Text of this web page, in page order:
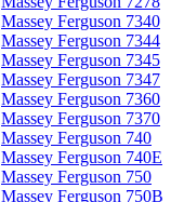
Massey Ferguson 7340
Massey Ferguson 7344
Massey Ferguson 7345
Massey Ferguson 7347
Massey Ferguson 7360
Massey Ferguson 7370
Massey Ferguson 740
Massey Ferguson 740E
Massey Ferguson 750
Massey Ferguson 750B